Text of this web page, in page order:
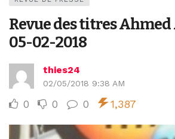
Revue des titres
05-02-2018
thies24
02/05/2018 9:38 AM
0 0 0 1,387